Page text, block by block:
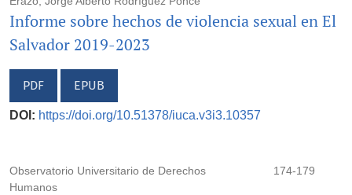
Informe sobre hechos de violencia sexual en El
Salvador 2019-2023
PDF EPUB
DOI: https://doi.org/10.51378/iuca.v3i3.10357
Observatorio Universitario de Derechos
Humanos
174-179